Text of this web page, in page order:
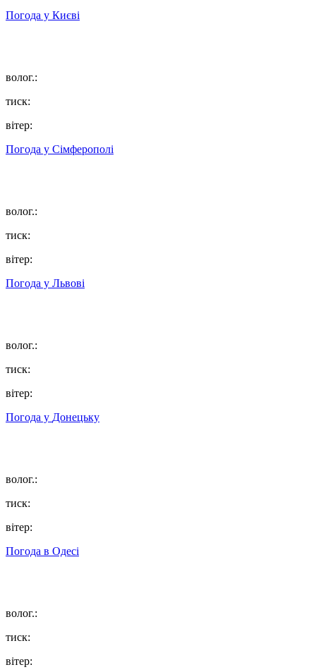
Погода у Києві
волог.:
тиск:
вітер:
Погода у Сімферополі
волог.:
тиск:
вітер:
Погода у Львові
волог.:
тиск:
вітер:
Погода у Донецьку
волог.:
тиск:
вітер:
Погода в Одесі
волог.:
тиск:
вітер: